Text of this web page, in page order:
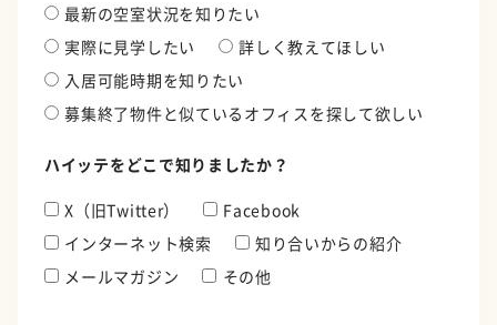
最新の空室状況を知りたい
実際に見学したい
詳しく教えてほしい
入居可能時期を知りたい
募集終了物件と似ているオフィスを探して欲しい
ハイッテをどこで知りましたか？
X（旧Twitter）
Facebook
インターネット検索
知り合いからの紹介
メールマガジン
その他